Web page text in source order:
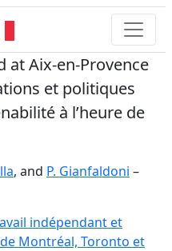
at Aix-en-Provence
et politiques
à l’heure de
, and P. Gianfaldoni –
indépendant et
Montréal, Toronto et